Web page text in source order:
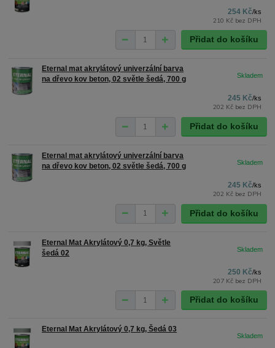
254 Kč/ks
210 Kč bez DPH
Přidat do košíku
Eternal mat akrylátový univerzální barva
na dřevo kov beton, 02 světle šedá, 700 g
245 Kč/ks
202 Kč bez DPH
Přidat do košíku
Eternal mat akrylátový univerzální barva
na dřevo kov beton, 02 světle šedá, 700 g
245 Kč/ks
202 Kč bez DPH
Přidat do košíku
Eternal Mat Akrylátový 0,7 kg, Světle
šedá 02
250 Kč/ks
207 Kč bez DPH
Přidat do košíku
Eternal Mat Akrylátový 0,7 kg, Šedá 03